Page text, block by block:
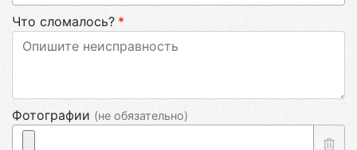
Что сломалось?
Фотографии (не обязательно)